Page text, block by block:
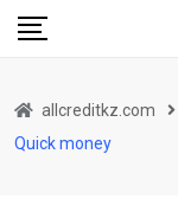
Skip
allcreditkz.com
Quick money